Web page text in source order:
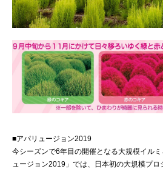
■アパリュージョン2019
今シーズンで6年目の開催となる大規模イル
ュージョン2019」では、日本初の大規模プロ